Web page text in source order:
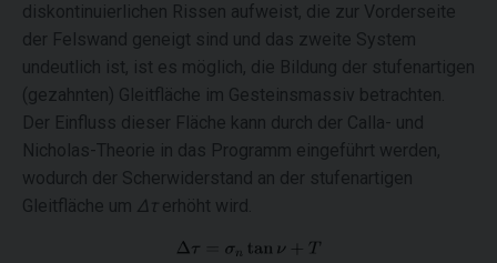
diskontinuierlichen Rissen aufweist, die zur Vorderseite
der Felswand geneigt sind und das zweite System
undeutlich ist, ist es möglich, die Bildung der stufenartigen
(gezahnten) Gleitfläche im Gesteinsmassiv betrachten.
Der Einfluss dieser Fläche kann durch der Calla- und
Nicholas-Theorie in das Programm eingeführt werden,
wodurch der Scherwiderstand an der stufenartigen
Gleitfläche um Δτ erhöht wird.